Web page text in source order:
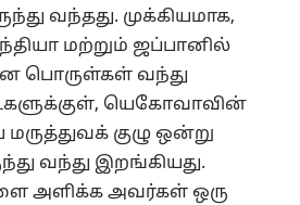
வந்தது. முக்கியமாக,
மற்றும் ஜப்பானில்
பொருள்கள் வந்து
யெகோவாவின்
குழு ஒன்று
வந்து இறங்கியது.
அளிக்க அவர்கள் ஒரு